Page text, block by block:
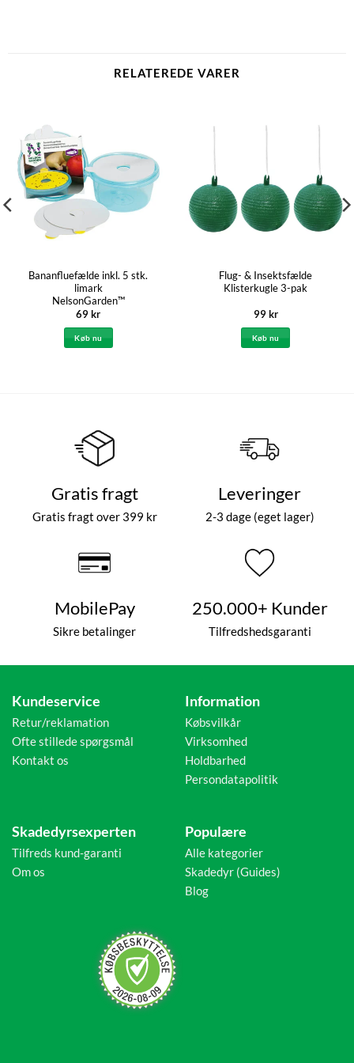
RELATEREDE VARER
Bananfluefælde inkl. 5 stk.
limark
NelsonGarden™
69kr
Køb nu
Flug- & Insektsfælde
Klisterkugle 3-pak
99kr
Køb nu
Gratis fragt
Gratis fragt over 399 kr
Leveringer
2-3 dage (eget lager)
MobilePay
Sikre betalinger
250.000+ Kunder
Tilfredshedsgaranti
Kundeservice
Retur/reklamation
Ofte stillede spørgsmål
Kontakt os
Information
Købsvilkår
Virksomhed
Holdbarhed
Persondatapolitik
Skadedyrsexperten
Tilfreds kund-garanti
Om os
Populære
Alle kategorier
Skadedyr (Guides)
Blog